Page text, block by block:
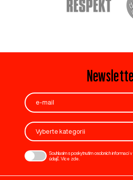
Vyberte kategorii
Souhlasím s poskytnutím osobních
údajů. Více zde